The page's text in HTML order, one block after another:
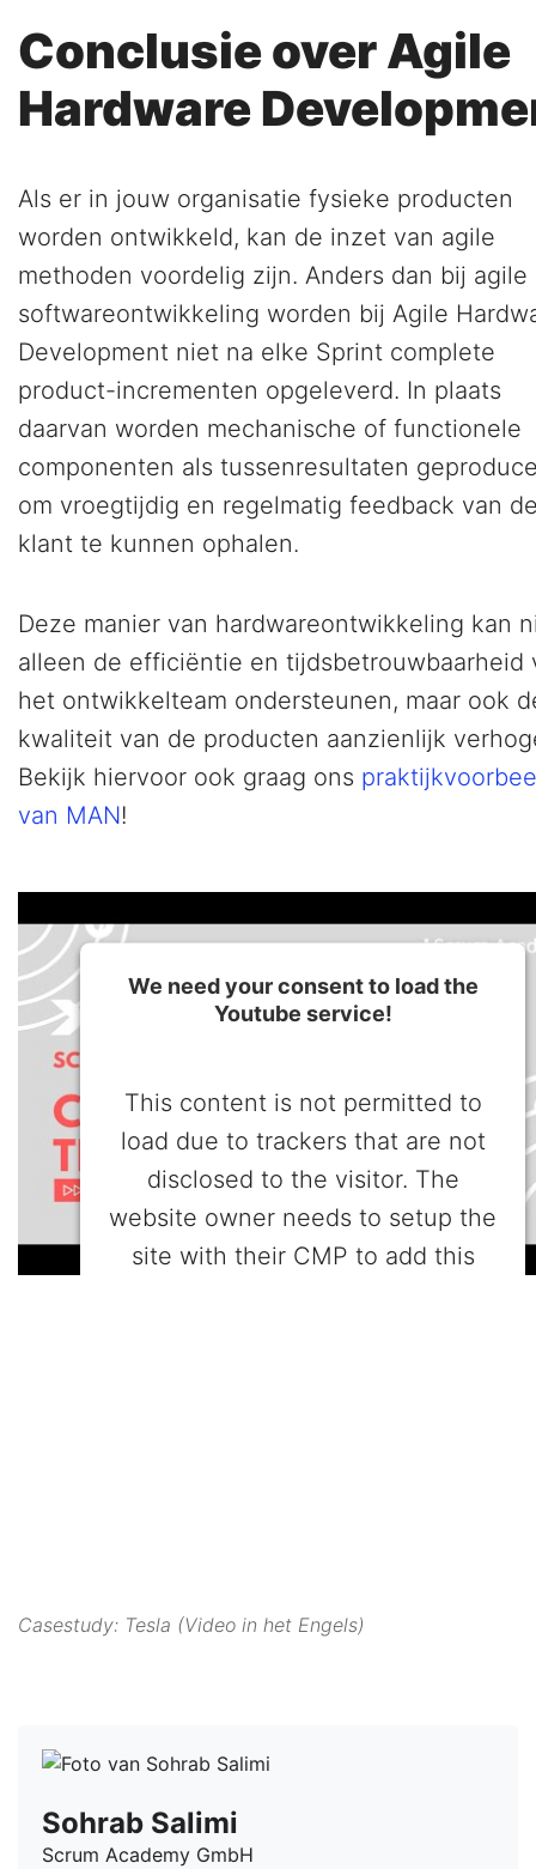
Conclusie over Agile
Hardware
Als er in jouw organisatie fysieke producten
worden ontwikkeld, kan de inzet van agile
methoden voordelig zijn. Anders dan bij agile
softwareontwikkeling worden bij Agile
Development niet na elke Sprint complete
product-incrementen opgeleverd. In plaats
daarvan worden mechanische of functionele
componenten als tussenresultaten
om vroegtijdig en regelmatig feedback van
klant te kunnen ophalen.
Deze manier van hardwareontwikkeling kan
alleen de efficiëntie en tijdsbetrouwbaarheid
het ontwikkelteam ondersteunen, maar ook
kwaliteit van de producten aanzienlijk
Bekijk hiervoor ook graag ons
van MAN!
We need your consent to load the
Youtube service!
This content is not permitted to
load due to trackers that are not
disclosed to the visitor. The
website owner needs to setup the
site with their CMP to add this
Casestudy: Tesla (Video in het Engels)
Sohrab Salimi
Scrum Academy GmbH